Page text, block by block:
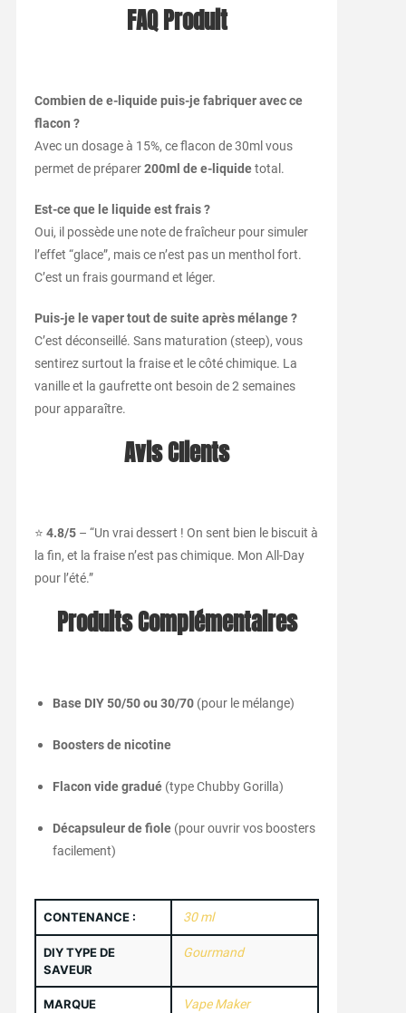
FAQ Produit
Combien de e-liquide puis-je fabriquer avec ce
flacon ?
Avec un dosage à 15%, ce flacon de 30ml vous
permet de préparer200ml de e-liquidetotal.
Est-ce que le liquide est frais ?
Oui, il possède une note de fraîcheur pour simuler
l’effet “glace”, mais ce n’est pas un menthol fort.
C’est un frais gourmand et léger.
Puis-je le vaper tout de suite après mélange ?
C’est déconseillé. Sans maturation (steep), vous
sentirez surtout la fraise et le côté chimique. La
vanille et la gaufrette ont besoin de 2 semaines
pour apparaître.
Avis Clients
⭐ 4.8/5– “Un vrai dessert ! On sent bien le biscuit à
la fin, et la fraise n’est pas chimique. Mon All-Day
pour l’été.”
Produits Complémentaires
Base DIY 50/50 ou 30/70(pour le mélange)
Boosters de nicotine
Flacon vide gradué(type Chubby Gorilla)
Décapsuleur de fiole(pour ouvrir vos boosters
facilement)
CONTENANCE : 30 ml
DIY TYPE DE
SAVEUR
Gourmand
MARQUE
Vape Maker